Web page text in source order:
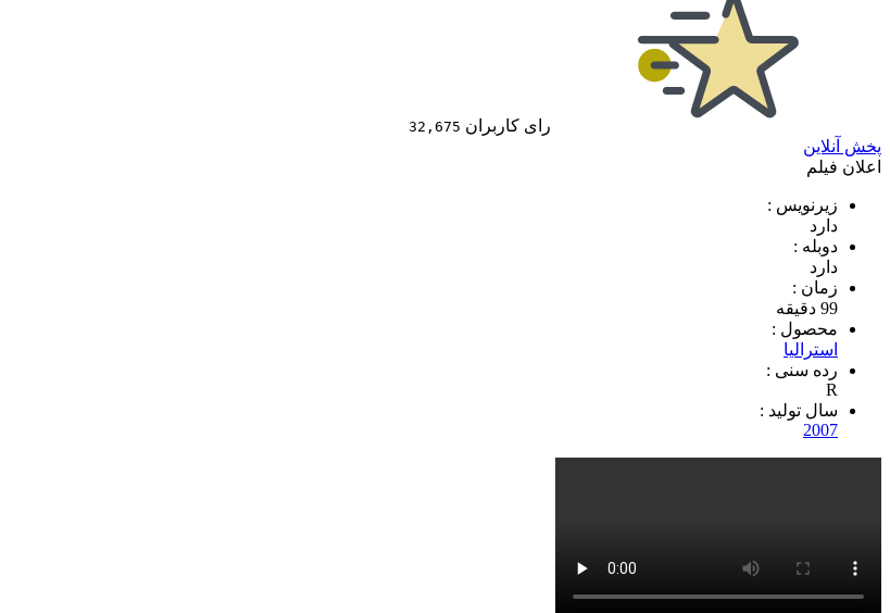
رای کاربران 32,675
پخش آنلاین
اعلان فیلم
زیرنویس :
دارد
دوبله :
دارد
زمان :
99 دقیقه
محصول :
استرالیا
رده سنی :
R
سال تولید :
2007